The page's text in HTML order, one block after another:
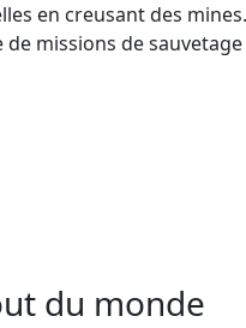
en creusant des
missions de
du monde